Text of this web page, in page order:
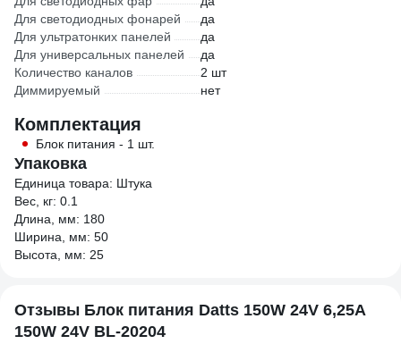
Для светодиодных фонарей
да
Для ультратонких панелей
да
Для универсальных панелей
да
Количество каналов
2 шт
Диммируемый
нет
Комплектация
Блок питания - 1 шт.
Упаковка
Единица товара: Штука
Вес, кг: 0.1
Длина, мм: 180
Ширина, мм: 50
Высота, мм: 25
Отзывы Блок питания Datts 150W 24V 6,25А
150W 24V BL-20204